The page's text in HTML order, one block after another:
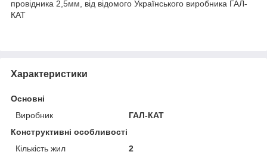
провідника 2,5мм, від відомого Українського виробника ГАЛ-
КАТ
Характеристики
Основні
Виробник
ГАЛ-КАТ
Конструктивні особливості
Кількість жил
2